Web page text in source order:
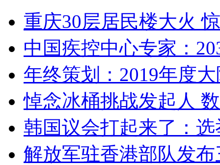
重庆30层居民楼大火
中国疾控中心专家：
年终策划：2019年度
悼念冰桶挑战发起人
韩国议会打起来了：
解放军驻香港部队发